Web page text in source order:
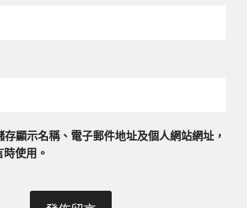
存顯示名稱、電子郵件地址及個人網站網址，
使用。